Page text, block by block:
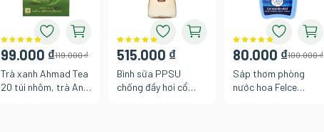
99.000 ₫119.000 ₫
Trà xanh Ahmad Tea
20 túi nhôm, trà Anh
515.000 ₫
Bình sữa PPSU
chống đầy hơi cổ
80.000 ₫100.000 ₫
Sáp thơm phòng
nước hoa Felce